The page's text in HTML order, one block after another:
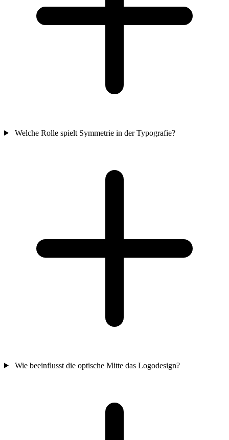
Welche Rolle spielt Symmetrie in der Typografie?
Wie beeinflusst die optische Mitte das Logodesign?